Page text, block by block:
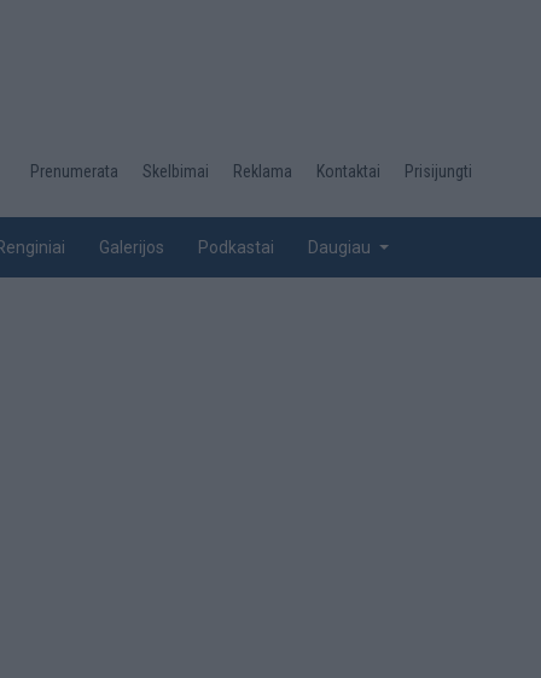
Desktop
top
Prenumerata Skelbimai Reklama Kontaktai Prisijungti
Galerijos Podkastai Daugiau